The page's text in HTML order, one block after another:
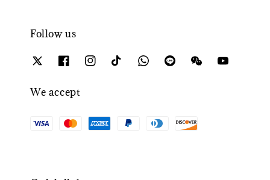
Follow us
We accept